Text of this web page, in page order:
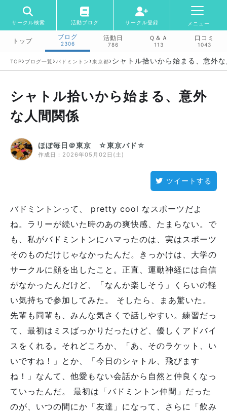
サークル検索 活動ブログ サークル登録 メニュー
トップ
ブログ
2306
活動日
786
Ｑ＆Ａ
113
口コミ
1043
TOP› ブログ一覧 › バドミントン ›東京都›シャトル拾いから始まる、意外
シャトル拾いから始まる、意外
な人間関係
ほぼ毎日＠東京 ☆東京バド☆
作成日： 2026年05月02日(土)
ツイートする
バドミントンって、 pretty cool なスポーツだよ
ね。ラリーが続いた時のあの爽快感、たまらない。で
も、私がバドミントンにハマったのは、実はスポーツ
そのものだけじゃなかったんだ。きっかけは、大学の
サークルに顔を出したこと。正直、運動神経には自信
がなかったんだけど、「なんか楽しそう」くらいの軽
い気持ちで参加してみた。 そしたら、まあ驚いた。
先輩も同輩も、みんな気さくで話しやすい。練習だっ
て、最初はミスばっかりだったけど、優しくアドバイ
スをくれる。それどころか、「あ、そのラケット、い
いですね！」とか、「今日のシャトル、飛びます
ね！」なんて、他愛もない会話から自然と仲良くなっ
ていったんだ。 最初は「バドミントン仲間」だった
のが、いつの間にか「友達」になって、さらに「飲み